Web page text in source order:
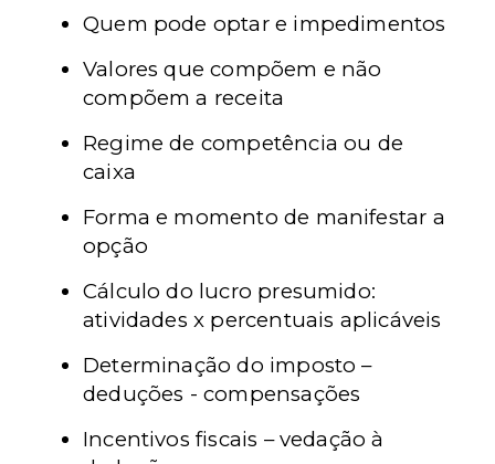
Quem pode optar e impedimentos
Valores que compõem e não
compõem a receita
Regime de competência ou de
caixa
Forma e momento de manifestar a
opção
Cálculo do lucro presumido:
atividades x percentuais aplicáveis
Determinação do imposto –
deduções - compensações
Incentivos fiscais – vedação à